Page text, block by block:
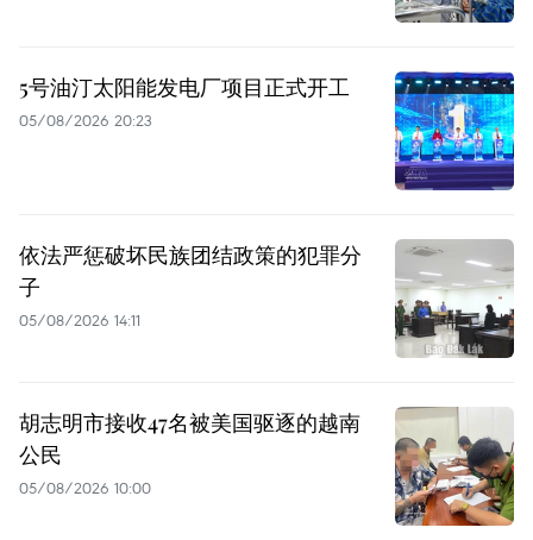
5号油汀太阳能发电厂项目正式开工
05/08/2026 20:23
依法严惩破坏民族团结政策的犯罪分
子
05/08/2026 14:11
胡志明市接收47名被美国驱逐的越南
公民
05/08/2026 10:00